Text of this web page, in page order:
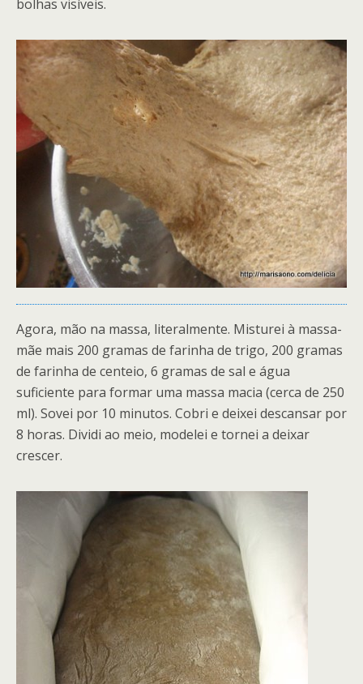
bolhas visíveis.
Agora, mão na massa, literalmente. Misturei à massa-
mãe mais 200 gramas de farinha de trigo, 200 gramas
de farinha de centeio, 6 gramas de sal e água
suficiente para formar uma massa macia (cerca de 250
ml). Sovei por 10 minutos. Cobri e deixei descansar por
8 horas. Dividi ao meio, modelei e tornei a deixar
crescer.